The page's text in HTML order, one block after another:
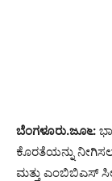
ಬೆಂಗಳೂರು.ಜೂ೬:
ಕೊರತೆಯನ್ನು
ಮತ್ತು ಎಂಬಿಬಿಎಸ್